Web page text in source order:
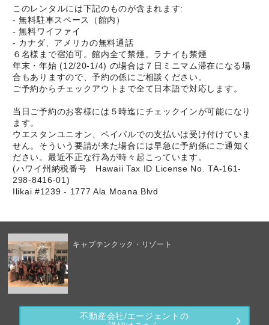
このレンタルには下記のものが含まれます:
- 無料駐車スペース（館内）
- 無料ワイファイ
- カナダ、アメリカの無料通話
６名様まで宿泊可。館内全て禁煙。ラナイも禁煙
年末・年始 (12/20-1/4) の場合は７日ミニマム滞在になる場
合もありますので、予約の係にご相談ください。
ご予約からチェックアウトまで全て日本語で対応します。
当日ご予約のお客様には５時迄にチェックインが可能になり
ます。
ウエスタンユニオン、ペイパルでの支払いは受け付けていま
せん。そういう要請が来た場合には早急に予約係にご通知く
ださい。最近不正な行為が時々起こっています。
(ハワイ州納税番号 Hawaii Tax ID License No. TA-161-
298-8416-01)
Ilikai #1239 - 1777 Ala Moana Blvd
キャプテンクック・リゾート
不動産会社/エージェントの